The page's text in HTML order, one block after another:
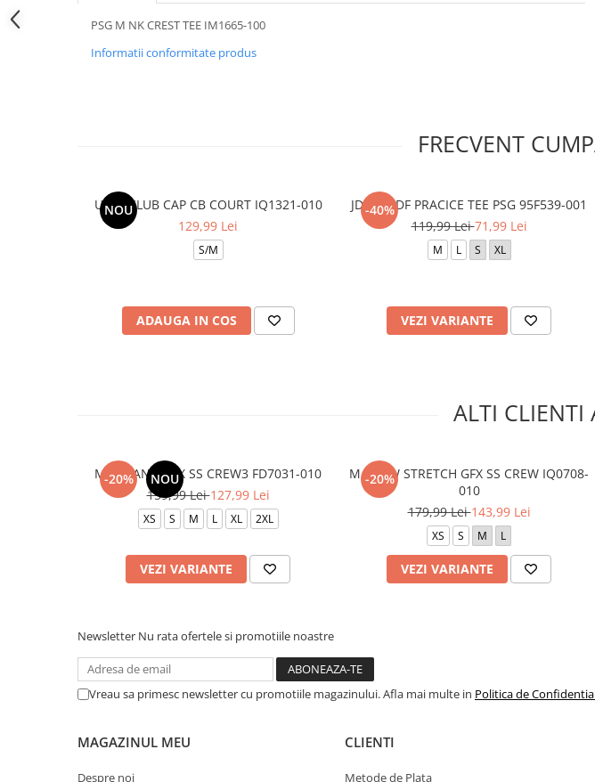
PSG M NK CREST TEE IM1665-100
Informatii conformitate produs
FRECVENT
NOU
U NK CLUB CAP CB COURT IQ1321-010
129,99 Lei
S/M
ADAUGA IN COS
-40%
JDN MJ DF PRACICE TEE PSG 95F539-001
119,99 Lei71,99 Lei
M L S XL
VEZI VARIANTE
ALTI CLIENTI
-20% NOU
M J BRAND GFX SS CREW3 FD7031-010
159,99 Lei127,99 Lei
XS S M L XL 2XL
VEZI VARIANTE
-20%
M J NEW STRETCH GFX SS CREW IQ0708-
010
179,99 Lei143,99 Lei
XS S M L
VEZI VARIANTE
Newsletter Nu rata ofertele si promotiile noastre
Vreau sa primesc newsletter cu promotiile magazinului. Afla mai multe in Politica de
MAGAZINUL MEU
Despre noi
CLIENTI
Metode de Plata